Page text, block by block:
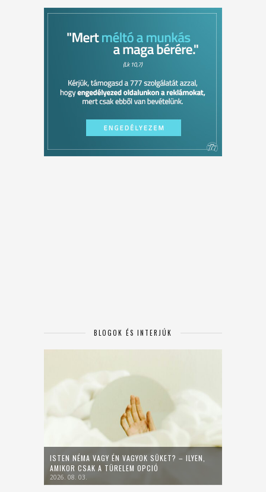
BLOGOK ÉS INTERJÚK
ISTEN NÉMA VAGY ÉN VAGYOK SÜKET? – ILYEN,
AMIKOR CSAK A TÜRELEM OPCIÓ
2026. 08. 03.